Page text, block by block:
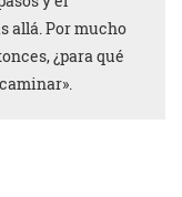
allá. Por mucho
¿para qué